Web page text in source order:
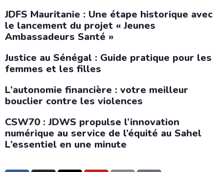
JDFS Mauritanie : Une étape historique avec
le lancement du projet « Jeunes
Ambassadeurs Santé »
Justice au Sénégal : Guide pratique pour les
femmes et les filles
L’autonomie financière : votre meilleur
bouclier contre les violences
CSW70 : JDWS propulse l’innovation
numérique au service de l’équité au Sahel
L’essentiel en une minute